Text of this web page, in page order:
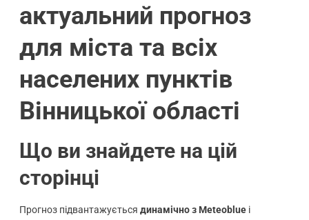
актуальний прогноз
для міста та всіх
населених пунктів
Вінницької області
Що ви знайдете на цій
сторінці
Прогноз підвантажується динамічно з Meteoblueі